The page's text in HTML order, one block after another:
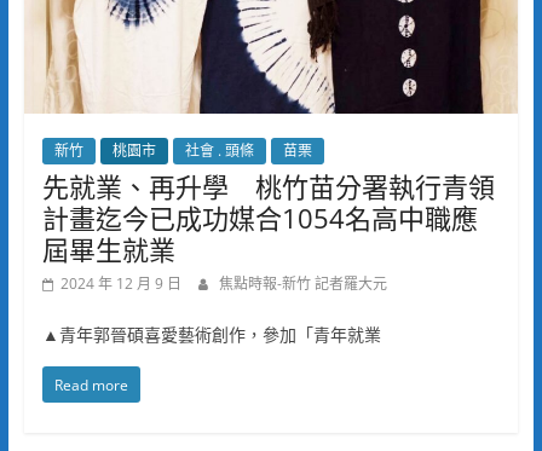
新竹 桃園市 社會 . 頭條 苗栗
先就業、再升學 桃竹苗分署執行青領
計畫迄今已成功媒合1054名高中職應
屆畢生就業
2024 年 12 月 9 日 焦點時報-新竹 記者羅大元
▲青年郭晉碩喜愛藝術創作，參加「青年就業
Read more